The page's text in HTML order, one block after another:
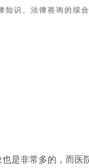
知识、法律咨询的综
是非常多的，而医